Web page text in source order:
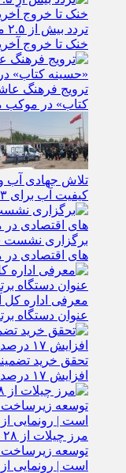
خنک تا خروج
ترویج فرهنگ
کتاب» در موکب
کیفیت آب برای ۳ میلیون مسافر در مسیر مهران
برگزاری نشست
های اقتصادی در
معرفی اداره کل
عنوان دستگاه
افزایش ۱۷ درصدی نسبت به سال گذشته
توسعه زیرساخت‌
است | رونمایی